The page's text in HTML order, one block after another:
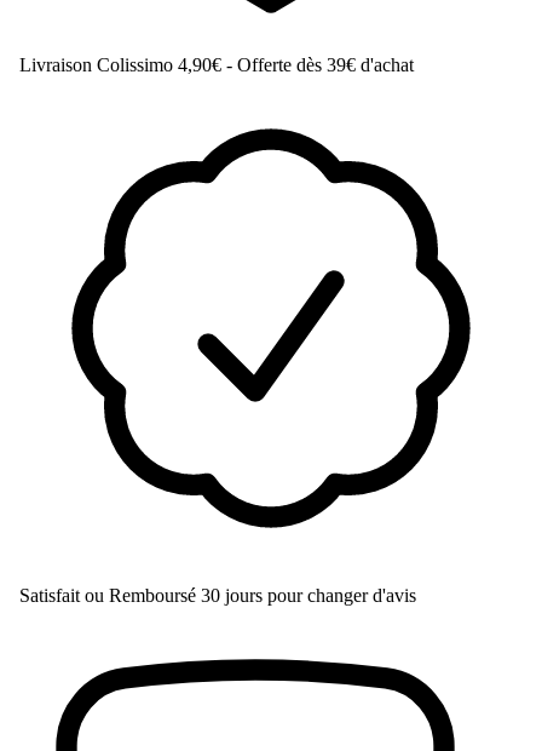
Livraison Colissimo 4,90€ - Offerte dès 39€ d'achat
Satisfait ou Remboursé 30 jours pour changer d'avis